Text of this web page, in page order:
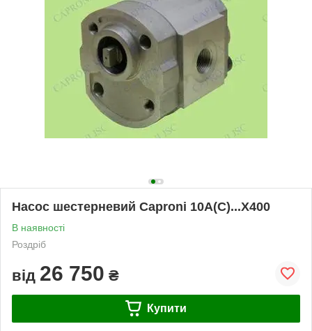
Насос шестерневий Caproni 10A(C)...X400
В наявності
Роздріб
від 26 750 ₴
Купити